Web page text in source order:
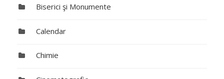
Biserici şi Monumente
Calendar
Chimie